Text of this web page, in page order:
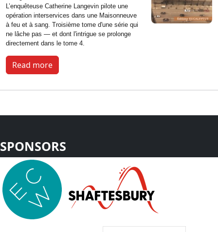
L’enquêteuse Catherine Langevin pilote une
opération interservices dans une Maisonneuve
à feu et à sang. Troisième tome d'une série qui
ne lâche pas — et dont l'intrigue se prolonge
directement dans le tome 4.
Read more
SPONSORS